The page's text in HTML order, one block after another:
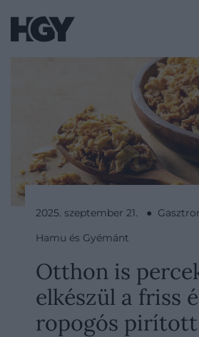
2025. szeptember 21. ●
Hamu és Gyémánt
Otthon is
elkészül a friss
ropogós pirított